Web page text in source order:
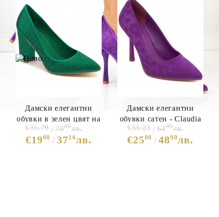
Дамски елегантни
обувки в зелен цвят на
широк ток с камъни-
Debra Green
€1900 3716лв.
€35.79 7000лв.
Дамски елегантни
обувки сатен - Claudia
Purple
€2500 4890лв.
€33.23 6499лв.